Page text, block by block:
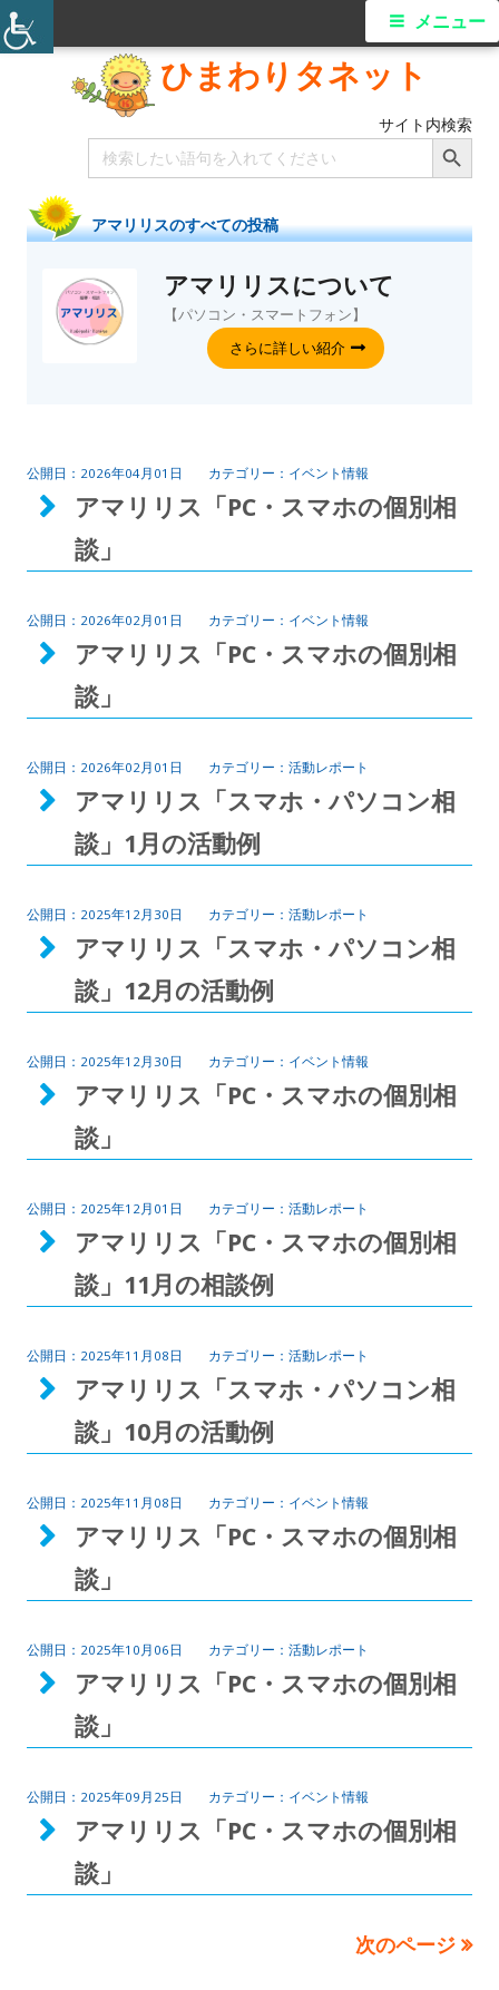
ひまわりタネット
サイト内検索
Search
for:
Search Button
メニュー
アマリリスのすべての投稿
アマリリスについて
【パソコン・スマートフォン】
さらに詳しい紹介
2026年04月01日 イベント情報
アマリリス「PC・スマホの個別相
談」
2026年02月01日 イベント情報
アマリリス「PC・スマホの個別相
談」
2026年02月01日 活動レポート
アマリリス「スマホ・パソコン相
談」1月の活動例
2025年12月30日 活動レポート
アマリリス「スマホ・パソコン相
談」12月の活動例
2025年12月30日 イベント情報
アマリリス「PC・スマホの個別相
談」
2025年12月01日 活動レポート
アマリリス「PC・スマホの個別相
談」11月の相談例
2025年11月08日 活動レポート
アマリリス「スマホ・パソコン相
談」10月の活動例
2025年11月08日 イベント情報
アマリリス「PC・スマホの個別相
談」
2025年10月06日 活動レポート
アマリリス「PC・スマホの個別相
談」
2025年09月25日 イベント情報
アマリリス「PC・スマホの個別相
談」
次のページ